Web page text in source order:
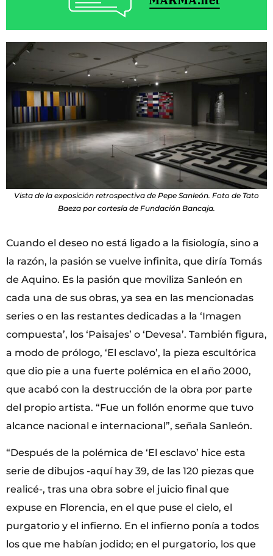
Vista de la exposición retrospectiva de Pepe Sanleón. Foto de Tato
Baeza por cortesía de Fundación Bancaja.
Cuando el deseo no está ligado a la fisiología, sino a
la razón, la pasión se vuelve infinita, que diría Tomás
de Aquino. Es la pasión que moviliza Sanleón en
cada una de sus obras, ya sea en las mencionadas
series o en las restantes dedicadas a la ‘Imagen
compuesta’, los ‘Paisajes’ o ‘Devesa’. También figura,
a modo de prólogo, ‘El esclavo’, la pieza escultórica
que dio pie a una fuerte polémica en el año 2000,
que acabó con la destrucción de la obra por parte
del propio artista. “Fue un follón enorme que tuvo
alcance nacional e internacional”, señala Sanleón.
“Después de la polémica de ‘El esclavo’ hice esta
serie de dibujos -aquí hay 39, de las 120 piezas que
realicé-, tras una obra sobre el juicio final que
expuse en Florencia, en el que puse el cielo, el
purgatorio y el infierno. En el infierno ponía a todos
los que me habían jodido; en el purgatorio, los que